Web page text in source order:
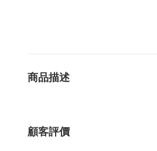
商品描述
顧客評價